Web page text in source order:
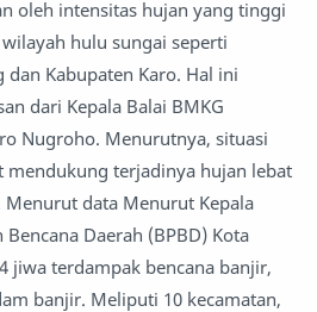
oleh intensitas hujan yang tinggi
hulu sungai seperti
dan Kabupaten Karo. Hal ini
dari Kepala Balai BMKG
Nugroho. Menurutnya, situasi
mendukung terjadinya hujan lebat
data Menurut Kepala
Daerah (BPBD) Kota
jiwa terdampak bencana banjir,
banjir. Meliputi 10 kecamatan,